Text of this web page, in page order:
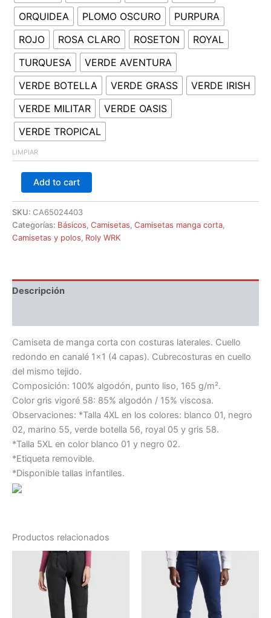
ORQUIDEA
PLOMO OSCURO
PURPURA
ROJO
ROSA CLARO ROSETON
ROYAL
TURQUESA
VERDE AVENTURA
VERDE BOTELLA
VERDE GRASS
VERDE IRISH
VERDE MILITAR
VERDE OASIS
VERDE TROPICAL
LIMPIAR
Add to cart
SKU: CA65024403
Categorías: Básicos, Camisetas, Camisetas manga corta,
Camisetas y polos, Roly WRK
Descripción
Camiseta de manga corta con costuras laterales. Cuello
redondo en canalé 1×1 (4 capas). Cubrecosturas en cuello
del mismo tejido.
Composición: 100% algodón, punto liso, 165 g/m².
Color gris vigoré 58: 85% algodón / 15% viscosa.
Observaciones: *Talla 4XL en los colores: blanco 01, negro
02, marino 55, verde botella 56, royal 05 y gris 58.
*Talla 5XL en color blanco 01 y negro 02.
*Etiqueta removible.
*Disponible tallas infantiles.
Productos relacionados
Este
tiene
múltiples
Este
producto
tiene
múltiples
variantes.